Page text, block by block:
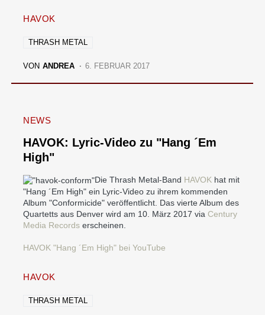
HAVOK
THRASH METAL
VON ANDREA 6. FEBRUAR 2017
NEWS
HAVOK: Lyric-Video zu "Hang ´Em
High"
Die Thrash Metal-Band HAVOK hat mit
"Hang ´Em High" ein Lyric-Video zu ihrem kommenden
Album "Conformicide" veröffentlicht. Das vierte Album des
Quartetts aus Denver wird am 10. März 2017 via Century
Media Records erscheinen.
HAVOK "Hang ´Em High" bei YouTube
HAVOK
THRASH METAL